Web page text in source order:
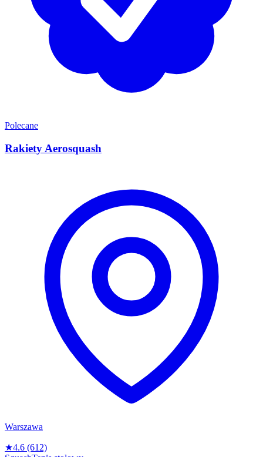
Polecane
Rakiety Aerosquash
Warszawa
★4.6 (612)